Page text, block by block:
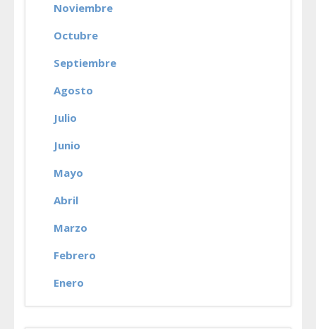
Noviembre
Octubre
Septiembre
Agosto
Julio
Junio
Mayo
Abril
Marzo
Febrero
Enero